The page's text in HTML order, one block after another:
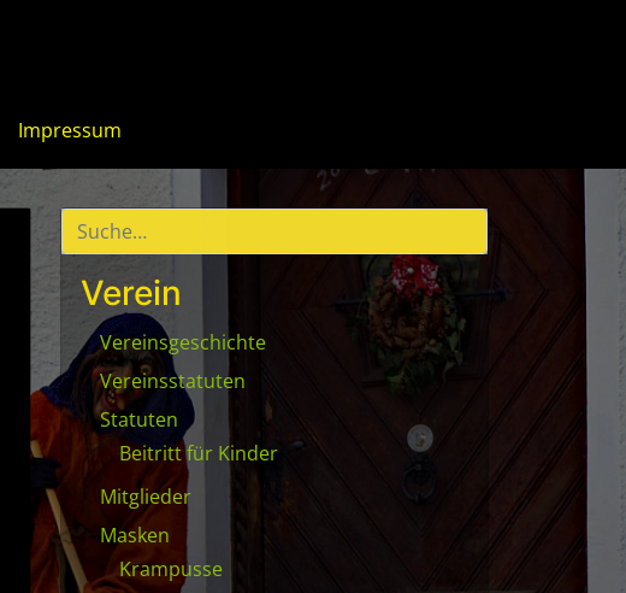
Impressum
Verein
Vereinsgeschichte
Vereinsstatuten
Statuten
Beitritt für Kinder
Mitglieder
Masken
Krampusse